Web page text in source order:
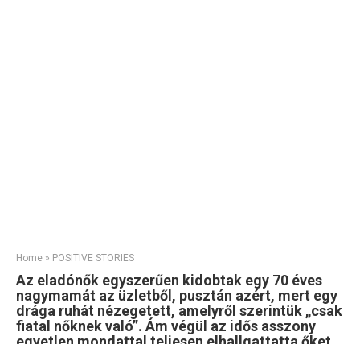
Home » POSITIVE STORIES
Az eladónők egyszerűen kidobtak egy 70 éves
nagymamát az üzletből, pusztán azért, mert egy
drága ruhát nézegetett, amelyről szerintük „csak
fiatal nőknek való”. Ám végül az idős asszony